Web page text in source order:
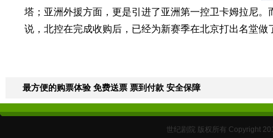
塔；亚洲外援方面，更是引进了亚洲第一控卫卡姆拉尼
说，北控在完成收购后，已经为新赛季在北京打出名堂做
最方便的购票体验 免费送票 票到付款 安全保障
世纪剧院 版权所有 Copyright